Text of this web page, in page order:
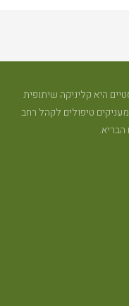
היא קליניקה שיתופית
טיפולים לקהל רחב